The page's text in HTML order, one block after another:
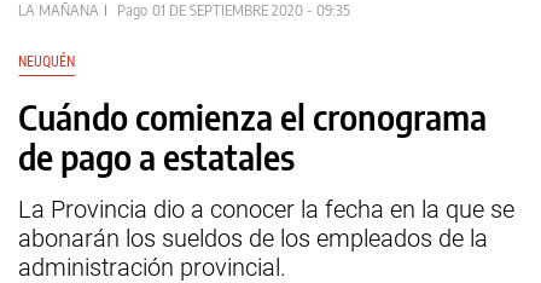
LA MAÑANA Pago 01 DE SEPTIEMBRE 2020 - 09:35
NEUQUÉN
Cuándo comienza el cronograma
de pago a estatales
La Provincia dio a conocer la fecha en la que se
abonarán los sueldos de los empleados de la
administración provincial.